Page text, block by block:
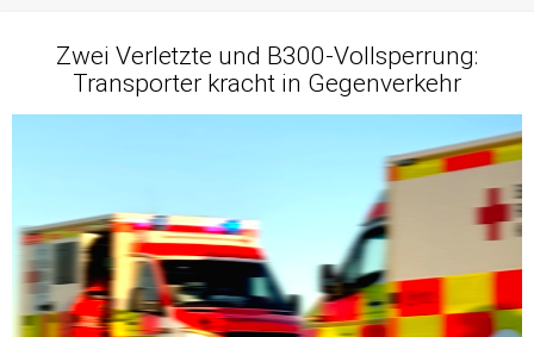
Zwei Verletzte und B300-Vollsperrung:
Transporter kracht in Gegenverkehr